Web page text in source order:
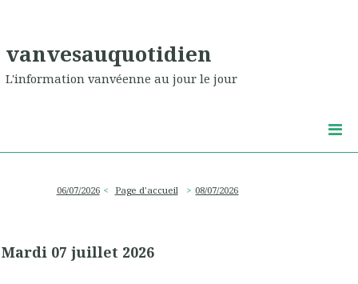
vanvesauquotidien
L'information vanvéenne au jour le jour
06/07/2026 Page d'accueil 08/07/2026
Mardi 07 juillet 2026